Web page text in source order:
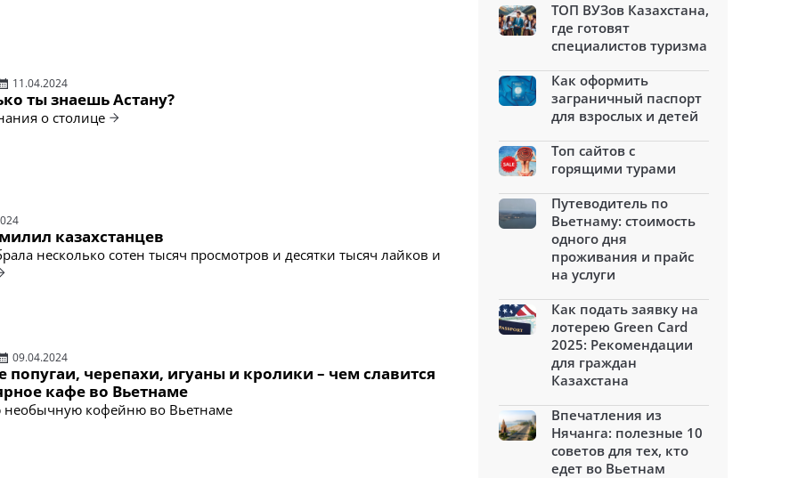
11.04.2024
ты знаешь Астану?
о столице
казахстанцев
несколько сотен тысяч просмотров и десятки тысяч лайков и
09.04.2024
попугаи, черепахи, игуаны и кролики – чем славится
кафе во Вьетнаме
необычную кофейню во Вьетнаме
ТОП ВУЗов Казахстана,
где готовят
специалистов туризма
Как оформить
заграничный паспорт
для взрослых и детей
Топ сайтов с
горящими турами
Путеводитель по
Вьетнаму: стоимость
одного дня
проживания и прайс
на услуги
Как подать заявку на
лотерею Green Card
2025: Рекомендации
для граждан
Казахстана
Впечатления из
Нячанга: полезные 10
советов для тех, кто
едет во Вьетнам